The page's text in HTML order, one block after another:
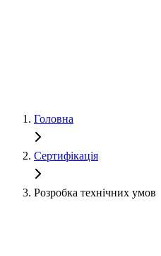
Головна
Сертифікація
Розробка технічних умов